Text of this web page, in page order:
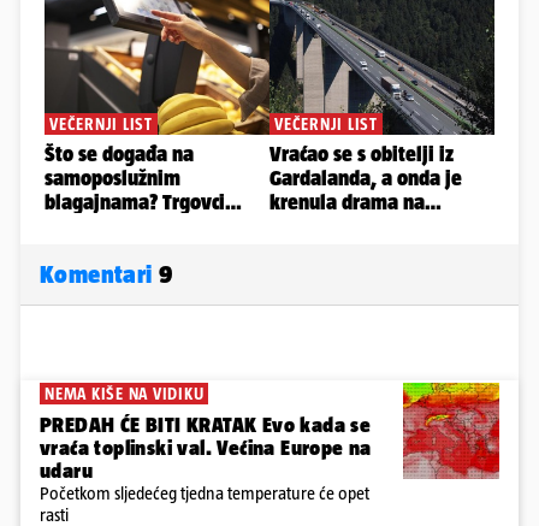
Komentari 9
NEMA KIŠE NA VIDIKU
PREDAH ĆE BITI KRATAK Evo kada se
vraća toplinski val. Većina Europe na
udaru
Početkom sljedećeg tjedna temperature će opet
rasti